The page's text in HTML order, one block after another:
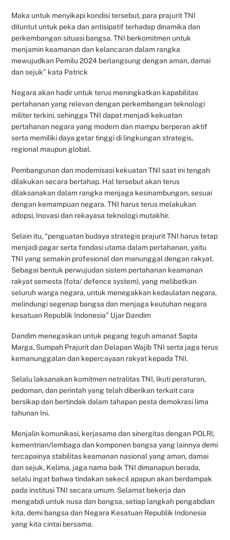
Maka untuk menyikapi kondisi tersebut, para prajurit TNI
dituntut untuk peka dan antisipatif terhadap dinamika dan
perkembangan situasi bangsa. TNI berkomitmen untuk
menjamin keamanan dan kelancaran dalam rangka
mewujudkan Pemilu 2024 berlangsung dengan aman, damai
dan sejuk” kata Patrick
Negara akan hadir untuk terus meningkatkan kapabilitas
pertahanan yang relevan dengan perkembangan teknologi
militer terkini, sehingga TNI dapat menjadi kekuatan
pertahanan negara yang modern dan mampu berperan aktif
serta memiliki daya getar tinggi di lingkungan strategis,
regional maupun global.
Pembangunan dan modemisasi kekuatan TNI saat ini tengah
dilakukan secara bertahap. Hal tersebut akan terus
dilaksanakan dalam rangka menjaga kesinambungan, sesuai
dengan kemampuan negara. TNI harus terus melakukan
adopsi, Inovasi dan rekayasa teknologi mutakhir.
Selain itu, “penguatan budaya strategis prajurit TNI harus tetap
menjadi pagar serta fondasi utama dalam pertahanan, yaitu
TNI yang semakin profesional dan manunggal dengan rakyat.
Sebagai bentuk perwujudan sistem pertahanan keamanan
rakyat semesta (fota/ defence system), yang melibatkan
seluruh warga negara, untuk menegakkan kedaulatan negara,
melindungi segenap bangsa dan menjaga keutuhan negara
kesatuan Republik Indonesia” Ujar Dandim
Dandim menegaskan untuk pegang teguh amanat Sapta
Marga, Sumpah Prajurit dan Delapan Wajib TNI serta jaga terus
kemanunggalan dan kepercayaan rakyat kepada TNI.
Selalu laksanakan komitmen netralitas TNI, Ikuti peraturan,
pedoman, dan perintah yang telah diberikan terkait cara
bersikap dan bertindak dalam tahapan pesta demokrasi lima
tahunan Ini.
Menjalin komunikasi, kerjasama dan sinergitas dengan POLRI,
kementrian/lembaga dan komponen bangsa yang lainnya demi
tercapainya stabilitas keamanan nasional yang aman, damai
dan sejuk, Kelima, jaga nama baik TNI dimanapun berada,
selalu ingat bahwa tindakan sekecil apapun akan berdampak
pada institusi TNI secara umum. Selamat bekerja dan
mengabdi untuk nusa dan bangsa, setiap langkah pengabdian
kita, demi bangsa dan Negara Kesatuan Republik Indonesia
yang kita cintai bersama.